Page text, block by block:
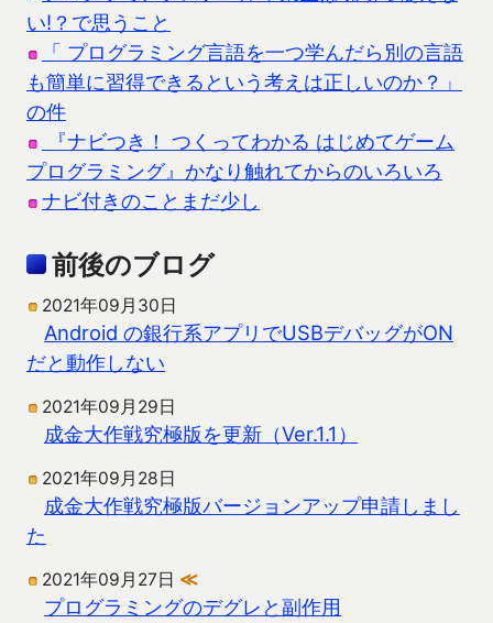
い!？で思うこと
「 プログラミング言語を一つ学んだら別の言語
も簡単に習得できるという考えは正しいのか？」
の件
『ナビつき！ つくってわかる はじめてゲーム
プログラミング』かなり触れてからのいろいろ
ナビ付きのことまだ少し
前後のブログ
2021年09月30日
Android の銀行系アプリでUSBデバッグがON
だと動作しない
2021年09月29日
成金大作戦究極版を更新（Ver.1.1）
2021年09月28日
成金大作戦究極版バージョンアップ申請しまし
た
2021年09月27日 ≪
プログラミングのデグレと副作用